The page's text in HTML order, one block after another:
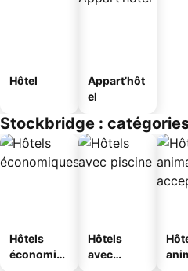
Hôtel
Appart’hôt
el
Stockbridge :
Hôtels
économiq
Hôtels
avec